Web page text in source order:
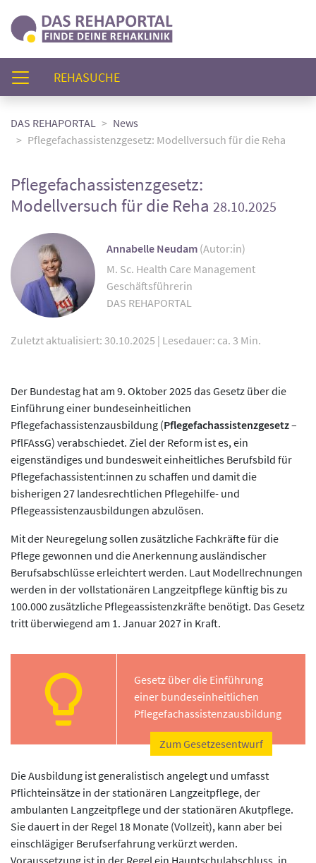
REHASUCHE(AKTUELL)
DAS REHAPORTAL
News
Pflegefachassistenzgesetz: Modellversuch für die Reha
Pflegefachassistenzgesetz:
Modellversuch für die Reha 28.10.2025
Annabelle Neudam (Autor:in)
M. Sc. Health Care Management
Geschäftsführerin
DAS REHAPORTAL
Zuletzt aktualisiert: 30.10.2025 | Lesedauer: ca. 3 Min.
Der Bundestag hat am 9. Oktober 2025 das Gesetz über die
Einführung einer bundeseinheitlichen
Pflegefachassistenzausbildung (Pflegefachassistenzgesetz–
PflFAssG) verabschiedet. Ziel der Reform ist es, ein
eigenständiges und bundesweit einheitliches Berufsbild für
Pflegefachassistent:innen zu schaffen und damit die
bisherigen 27 landesrechtlichen Pflegehilfe- und
Pflegeassistenzausbildungen abzulösen.
Mit der Neuregelung sollen zusätzliche Fachkräfte für die
Pflege gewonnen und die Anerkennung ausländischer
Berufsabschlüsse erleichtert werden. Laut Modellrechnungen
werden in der vollstationären Langzeitpflege künftig bis zu
100.000 zusätzliche Pflegeassistenzkräfte benötigt. Das Gesetz
tritt überwiegend am 1. Januar 2027 in Kraft.
Gesetz über die Einführung
einer bundeseinheitlichen
Pflegefachassistenzausbildung
Zum Gesetzesentwurf
Die Ausbildung ist generalistisch angelegt und umfasst
Pflichteinsätze in der stationären Langzeitpflege, der
ambulanten Langzeitpflege und der stationären Akutpflege.
Sie dauert in der Regel 18 Monate (Vollzeit), kann aber bei
einschlägiger Berufserfahrung verkürzt werden.
Voraussetzung ist in der Regel ein Hauptschulabschluss, in